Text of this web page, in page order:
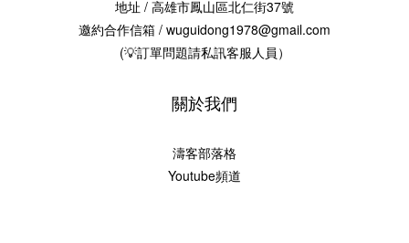
地址 / 高雄市鳳山區北仁街37號
邀約合作信箱 / wuguidong1978@gmail.com
(💡訂單問題請私訊客服人員）
關於我們
濤客部落格
Youtube頻道